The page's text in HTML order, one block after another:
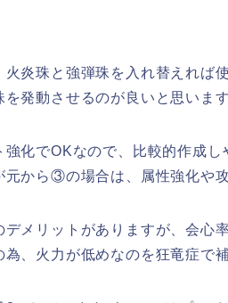
炎珠と強弾珠を入れ替えれば
発動させるのが良いと思います
化でOKなので、比較的作成し
から③の場合は、属性強化や
メリットがありますが、会心
、火力が低めなのを狂竜症で